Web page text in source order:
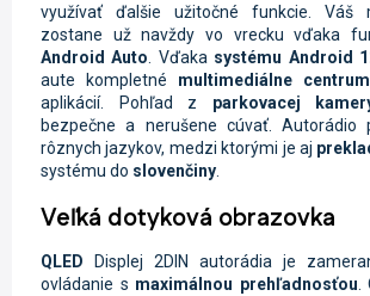
využívať ďalšie užitočné funkcie. Váš
zostane už navždy vo vrecku vďaka
Android Auto
Vďaka systému Android
aute kompletné multimediálne centrum
aplikácií. Pohľad z parkovacej
bezpečne a nerušene cúvať. Autorádio
rôznych jazykov, medzi ktorými je aj
systému do slovenčiny
Veľká dotyková obrazovka
QLED Displej
2DIN autorádia je
ovládanie s maximálnou prehľadnosťou.